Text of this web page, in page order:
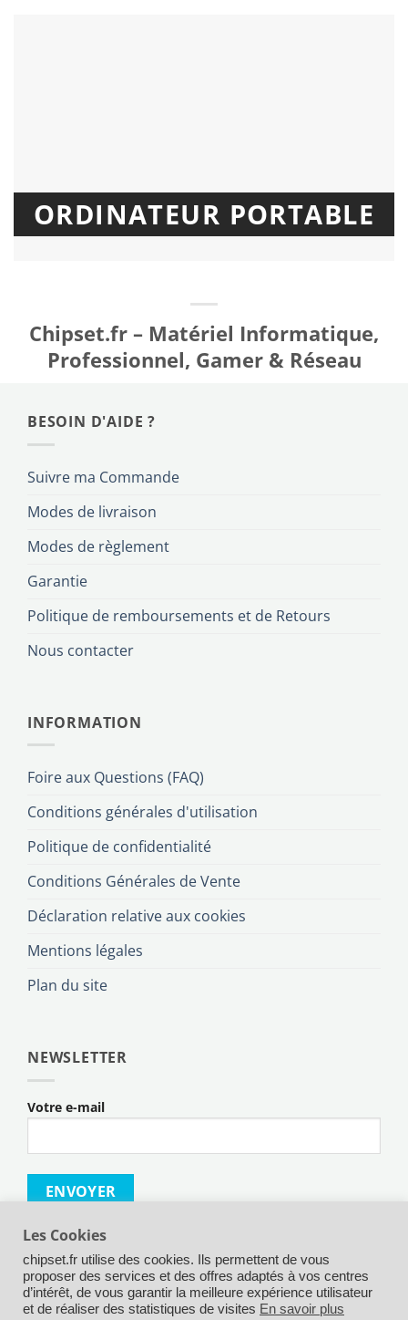
ORDINATEUR PORTABLE
Chipset.fr – Matériel Informatique,
Professionnel, Gamer & Réseau
BESOIN D'AIDE ?
Suivre ma Commande
Modes de livraison
Modes de règlement
Garantie
Politique de remboursements et de Retours
Nous contacter
INFORMATION
Foire aux Questions (FAQ)
Conditions générales d'utilisation
Politique de confidentialité
Conditions Générales de Vente
Déclaration relative aux cookies
Mentions légales
Plan du site
NEWSLETTER
Votre e-mail
Credit
MasterCardMaestroVisa
Visa
Apple
Les Cookies
chipset.fr utilise des cookies. Ils permettent de vous
proposer des services et des offres adaptés à vos centres
d’intérêt, de vous garantir la meilleure expérience utilisateur
et de réaliser des statistiques de visites En savoir plus